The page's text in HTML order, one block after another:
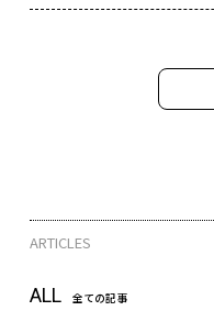
ARTICLES
ALL 全ての記事